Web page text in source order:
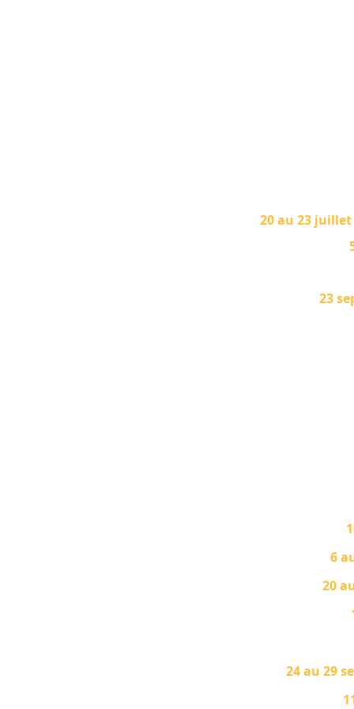
20 au 23 juillet
23
6
20
24 au 29